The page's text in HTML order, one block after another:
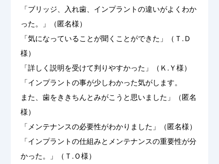
「ブリッジ、入れ歯、インプラントの違いがよくわか
った。」（匿名様）
「気になっていることが聞くことができた」（Ｔ.Ｄ
様）
「詳しく説明を受けて判りやすかった」（Ｋ.Ｙ様）
「インプラントの事が少しわかった気がします。
また、歯をききちんとみがこうと思いました」（匿名
様）
「メンテナンスの必要性がわかりました」（匿名様）
「インプラントの仕組みとメンテナンスの重要性が分
かった。」（Ｔ.Ｏ様）